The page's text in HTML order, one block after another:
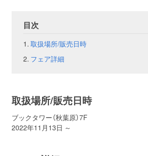
目次
取扱場所/販売日時
フェア詳細
取扱場所/販売日時
ブックタワー（秋葉原）7F
2022年11月13日 ～
会社概要
お問い合わせ